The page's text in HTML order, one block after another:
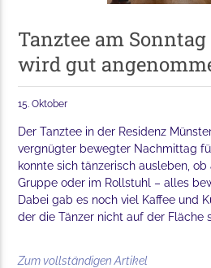
Tanztee am
wird gut
15. Oktober
Der Tanztee in der Residenz
vergnügter bewegter Nachmittag
konnte sich tänzerisch ausleben, ob
Gruppe oder im Rollstuhl – alles
Dabei gab es noch viel Kaffee und
der die Tänzer nicht auf der Fläche
Zum vollständigen Artikel